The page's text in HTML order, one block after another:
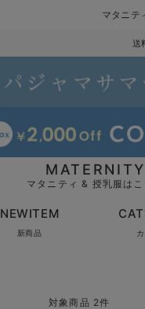
マタニテ
送
MATERNITY
マタニティ & 授乳服はこ
NEWITEM
新商品
対象商品 2件